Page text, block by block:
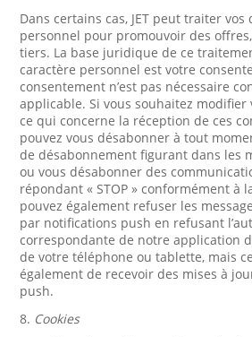
Dans certains cas, JET peut traiter
personnel pour promouvoir des
tiers. La base juridique de ce
caractère personnel est votre
consentement n’est pas nécessaire
applicable. Si vous souhaitez modifier
ce qui concerne la réception de ces
pouvez vous désabonner à tout
de désabonnement figurant dans les
ou vous désabonner des
répondant « STOP » conformément à
pouvez également refuser les
par notifications push en refusant
correspondante de notre application
de votre téléphone ou tablette, mais
également de recevoir des mises à
push.
8. Cookies